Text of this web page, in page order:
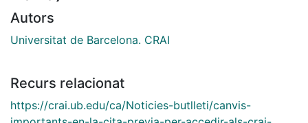
Autors
Universitat de Barcelona. CRAI
Recurs relacionat
https://crai.ub.edu/ca/Noticies-butlleti/canvis-